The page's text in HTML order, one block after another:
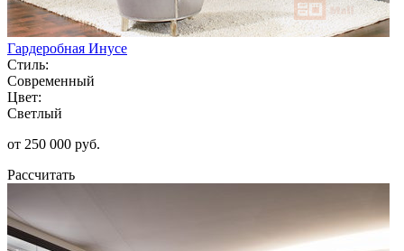
Гардеробная Инусе
Стиль:
Современный
Цвет:
Светлый
от 250 000 руб.
Рассчитать